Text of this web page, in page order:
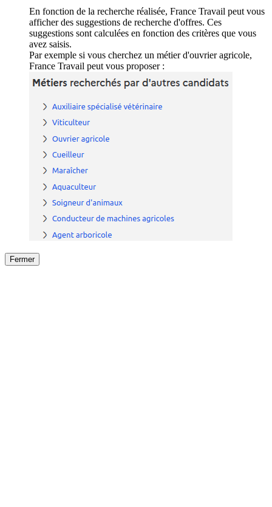
En fonction de la recherche réalisée, France Travail peut vous
afficher des suggestions de recherche d'offres. Ces
suggestions sont calculées en fonction des critères que vous
avez saisis.
Par exemple si vous cherchez un métier d'ouvrier agricole,
France Travail peut vous proposer :
Fermer